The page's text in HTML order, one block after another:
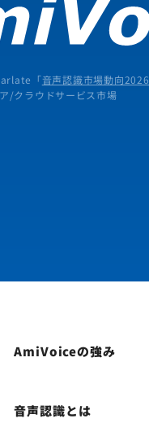
「音声認識市場動向2026
/クラウドサービス市場
AmiVoiceの強み
音声認識とは